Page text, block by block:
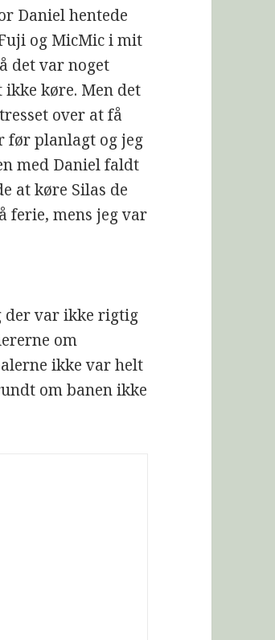
Daniel hentede
og MicMic i mit
det var noget
køre. Men det
over at få
før planlagt og jeg
med Daniel faldt
at køre Silas de
ferie, mens jeg var
der var ikke rigtig
om
ikke var helt
om banen ikke